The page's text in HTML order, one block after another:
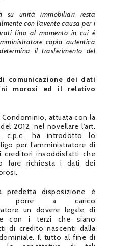
su unità immobiliari resta
con l’avente causa per i
fino al momento in cui è
copia autentica
il trasferimento del
comunicazione dei dati
morosi ed il relativo
attuata con la
2012, nel novellare l’art.
c.p.c., ha introdotto lo
per l’amministratore di
creditori insoddisfatti che
fare richiesta i dati dei
predetta disposizione è
porre a carico
un dovere legale di
con i terzi che siano
di credito nascenti dalla
Il tutto al fine di